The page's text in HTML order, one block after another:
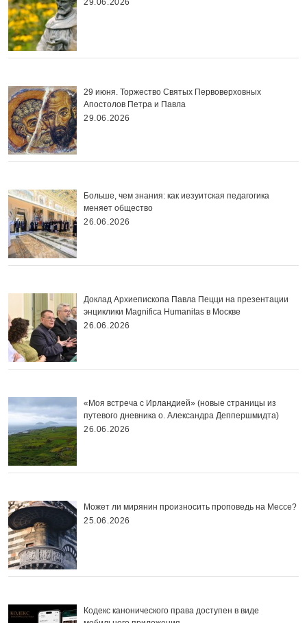
29.06.2026
29 июня. Торжество Святых Первоверховных
Апостолов Петра и Павла
29.06.2026
Больше, чем знания: как иезуитская педагогика
меняет общество
26.06.2026
Доклад Архиепископа Павла Пецци на презентации
энциклики Magnifica Нumanitas в Москве
26.06.2026
«Моя встреча с Ирландией» (новые страницы из
путевого дневника о. Александра Деппершмидта)
26.06.2026
Может ли мирянин произносить проповедь на Мессе?
25.06.2026
Кодекс канонического права доступен в виде